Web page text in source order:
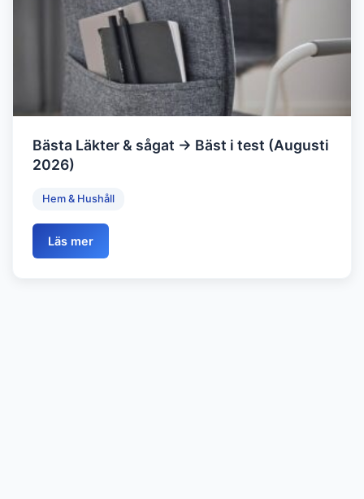
Bästa Läkter & sågat → Bäst i test (Augusti
2026)
Hem & Hushåll
Läs mer